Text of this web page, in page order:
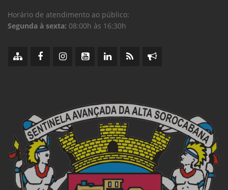
Horário de atendimento ao público:
Segunda à sexta: 08:00h às 16:30h